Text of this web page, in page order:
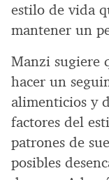
estilo de vida
mantener un
Manzi sugiere
hacer un
alimenticios y
factores del
patrones de
posibles